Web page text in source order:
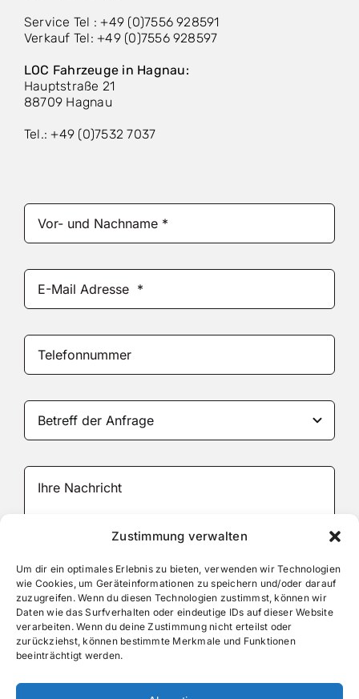
Zustimmung verwalten
Um dir ein optimales Erlebnis zu bieten, verwenden wir Technologien
wie Cookies, um Geräteinformationen zu speichern und/oder darauf
zuzugreifen. Wenn du diesen Technologien zustimmst, können wir
Daten wie das Surfverhalten oder eindeutige IDs auf dieser Website
verarbeiten. Wenn du deine Zustimmung nicht erteilst oder
zurückziehst, können bestimmte Merkmale und Funktionen
beeinträchtigt werden.
Service Tel : +49 (0)7556 928591
Verkauf Tel: +49 (0)7556 928597
LOC Fahrzeuge in Hagnau:
Hauptstraße 21
88709 Hagnau
Tel.: +49 (0)7532 7037
JETZT IHRE ANFRAGE ABSENDEN!